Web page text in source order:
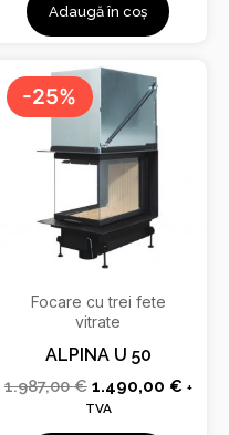
Adaugă în coș
-25%
Focare cu trei fete
vitrate
ALPINA U 50
1.987,00€
Prețul
inițial
a
fost:
1.987,00 €.
1.490,00 € +
TVA